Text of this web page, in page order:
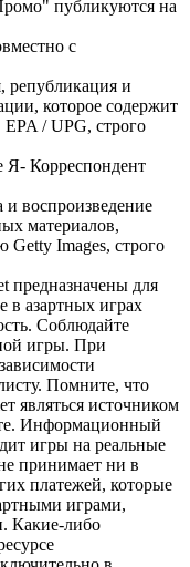
публикуются на
с
републикация и
которое содержит
/ UPG, строго
Я- Корреспондент
воспроизведение
материалов,
Getty Images, строго
предназначены для
в азартных играх
Соблюдайте
игры. При
Помните, что
являться источником
Информационный
игры на реальные
принимает ни в
платежей, которые
играми,
Какие-либо